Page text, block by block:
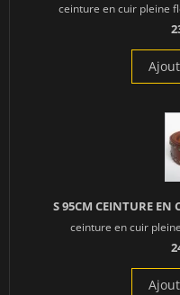
ceinture en cuir pleine
S 95CM CEINTURE EN
ceinture en cuir